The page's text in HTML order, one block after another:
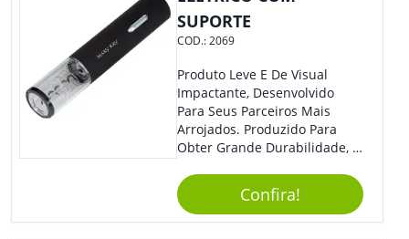
Com Diversos Aparelhos.
Demais, Não É?! O Design
Moderno Acrescenta Ainda
Certamente Agregará Grande
Destaque À Sua Marca.
SUPORTE
COD.:2069
Produto Leve E De Visual
Impactante, Desenvolvido
Para Seus Parceiros Mais
Arrojados. Produzido Para
Obter Grande Durabilidade, É
Sua Marca De Forma Estilosa,
Agregando Valor Para Sua
Empresa Em Eventos.
Confira!